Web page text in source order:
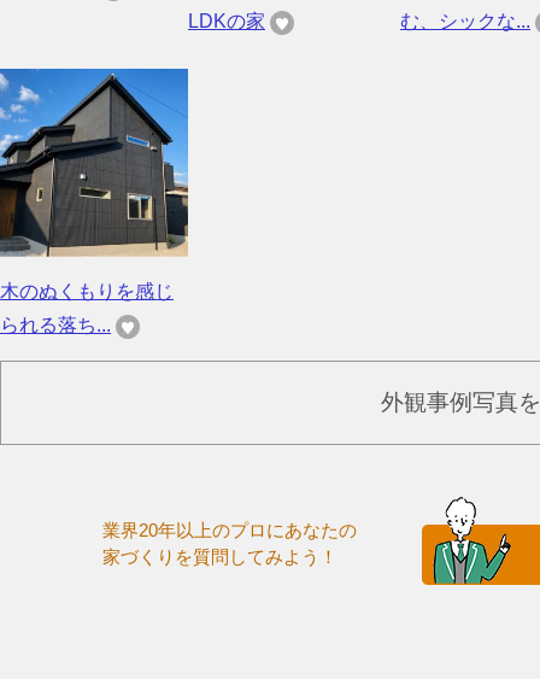
LDKの家
む、シックな...
木のぬくもりを感じ
られる落ち...
外観事例写真
業界20年以上のプロにあなたの
家づくりを質問してみよう！